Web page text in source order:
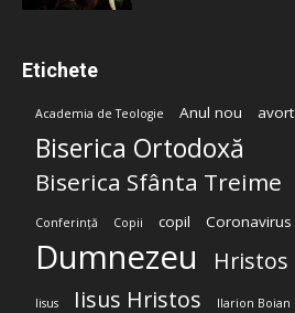
Etichete
Academia de Teologie Anul nou avort
Biserica Ortodoxă
Biserica Sfânta Treime
Conferință Copii copil Coronavirus
Dumnezeu Hristos
Iisus Iisus Hristos Ilarion Boian